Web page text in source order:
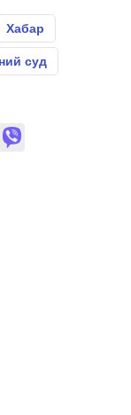
Хабар
суд